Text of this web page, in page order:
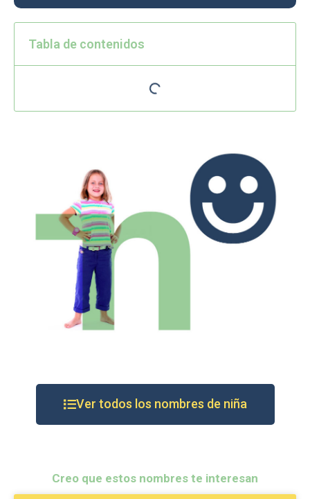
Tabla de contenidos
Ver todos los nombres de niña
Creo que estos nombres te interesan